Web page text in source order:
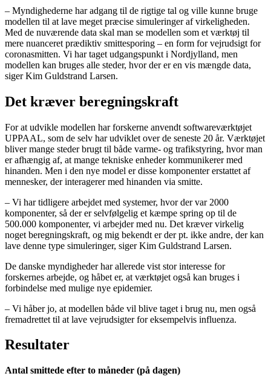
– Myndighederne har adgang til de rigtige tal og ville kunne bruge
modellen til at lave meget præcise simuleringer af virkeligheden.
Med de nuværende data skal man se modellen som et værktøj til
mere nuanceret prædiktiv smittesporing – en form for vejrudsigt for
coronasmitten. Vi har taget udgangspunkt i Nordjylland, men
modellen kan bruges alle steder, hvor der er en vis mængde data,
siger Kim Guldstrand Larsen.
Det kræver beregningskraft
For at udvikle modellen har forskerne anvendt softwareværktøjet
UPPAAL, som de selv har udviklet over de seneste 20 år. Værktøjet
bliver mange steder brugt til både varme- og trafikstyring, hvor man
er afhængig af, at mange tekniske enheder kommunikerer med
hinanden. Men i den nye model er disse komponenter erstattet af
mennesker, der interagerer med hinanden via smitte.
– Vi har tidligere arbejdet med systemer, hvor der var 2000
komponenter, så der er selvfølgelig et kæmpe spring op til de
500.000 komponenter, vi arbejder med nu. Det kræver virkelig
noget beregningskraft, og mig bekendt er der pt. ikke andre, der kan
lave denne type simuleringer, siger Kim Guldstrand Larsen.
De danske myndigheder har allerede vist stor interesse for
forskernes arbejde, og håbet er, at værktøjet også kan bruges i
forbindelse med mulige nye epidemier.
– Vi håber jo, at modellen både vil blive taget i brug nu, men også
fremadrettet til at lave vejrudsigter for eksempelvis influenza.
Resultater
Antal smittede efter to måneder (på dagen)